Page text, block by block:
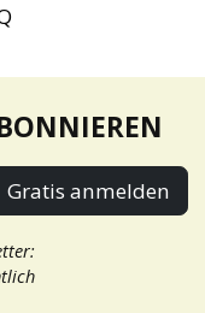
Gratis anmelden